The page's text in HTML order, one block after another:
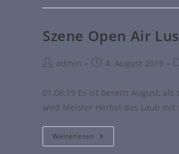
Szene Open Air
admin 4. August 2019
01.08.19 Es ist bereits August,
wird Meister Herbst das Laub
Weiterlesen